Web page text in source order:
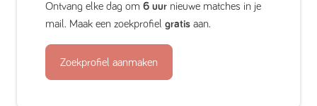
Ontvang elke dag om 6 uur nieuwe matches in je
mail. Maak een zoekprofiel gratis aan.
Zoekprofiel aanmaken